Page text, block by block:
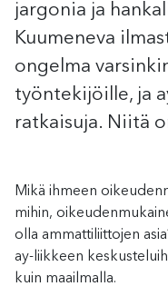
jargonia ja
Kuumeneva
ongelma
työntekijöille, ja
ratkaisuja. Niitä
Mikä ihmeen
mihin,
olla ammattiliittojen
ay-liikkeen
kuin maailmalla.